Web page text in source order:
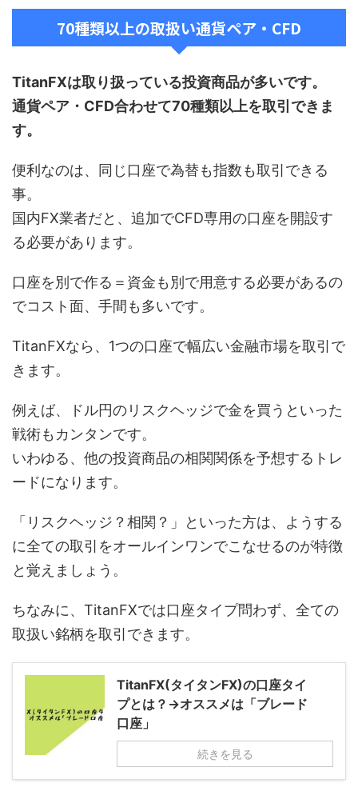
70種類以上の取扱い通貨ペア・CFD
TitanFXは取り扱っている投資商品が多いです。
通貨ペア・CFD合わせて70種類以上を取引できま
す。
便利なのは、同じ口座で為替も指数も取引できる
事。
国内FX業者だと、追加でCFD専用の口座を開設す
る必要があります。
口座を別で作る＝資金も別で用意する必要があるの
でコスト面、手間も多いです。
TitanFXなら、1つの口座で幅広い金融市場を取引で
きます。
例えば、ドル円のリスクヘッジで金を買うといった
戦術もカンタンです。
いわゆる、他の投資商品の相関関係を予想するトレ
ードになります。
「リスクヘッジ？相関？」といった方は、ようする
に全ての取引をオールインワンでこなせるのが特徴
と覚えましょう。
ちなみに、TitanFXでは口座タイプ問わず、全ての
取扱い銘柄を取引できます。
TitanFX(タイタンFX)の口座タイ
プとは？→オススメは「ブレード
口座」
続きを見る